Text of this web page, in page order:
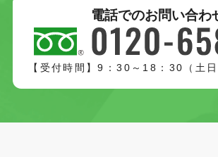
電話でのお問い合わ
【受付時間】9：30～18：30（土日